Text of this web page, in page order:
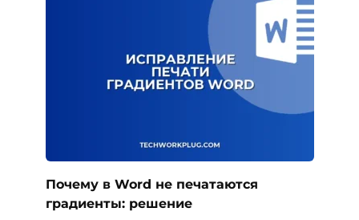
Почему в Word не печатаются
градиенты: решение